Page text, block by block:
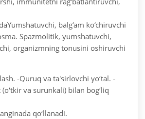
balg‘am ko‘chiruvchi
Spazmolitik, yumshatuvchi,
organizmning tonusini oshiruvchi
-Quruq va ta'sirlovchi yo‘tal. -
va surunkali) bilan bog‘liq
qo‘llanadi.